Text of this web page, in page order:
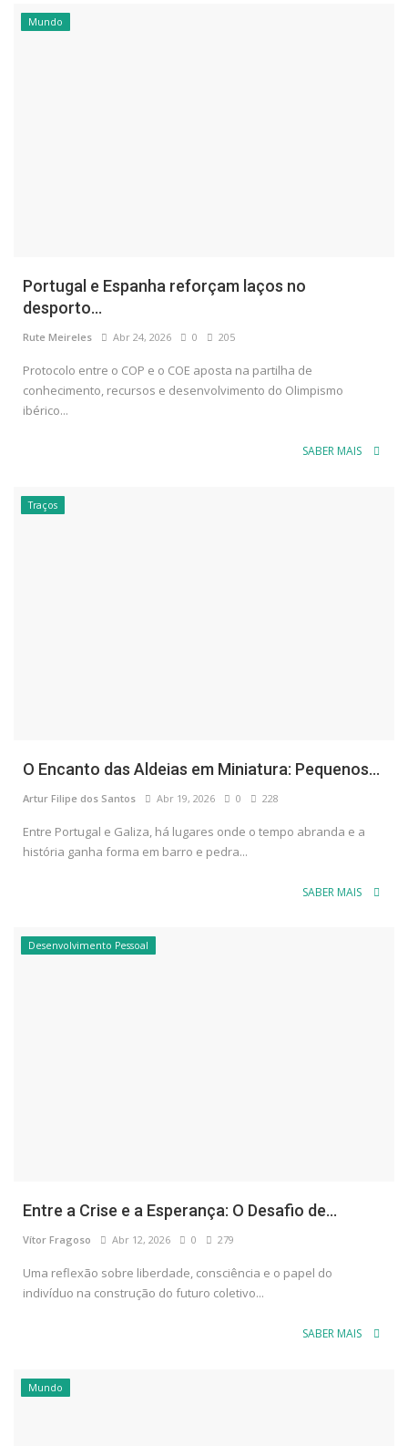
Mundo
Portugal e Espanha reforçam laços no
desporto...
Rute Meireles Abr 24, 2026 0 205
Protocolo entre o COP e o COE aposta na partilha de
conhecimento, recursos e desenvolvimento do Olimpismo
ibérico...
SABER MAIS
Traços
O Encanto das Aldeias em Miniatura: Pequenos...
Artur Filipe dos Santos Abr 19, 2026 0 228
Entre Portugal e Galiza, há lugares onde o tempo abranda e a
história ganha forma em barro e pedra...
SABER MAIS
Desenvolvimento Pessoal
Entre a Crise e a Esperança: O Desafio de...
Vítor Fragoso Abr 12, 2026 0 279
Uma reflexão sobre liberdade, consciência e o papel do
indivíduo na construção do futuro coletivo...
SABER MAIS
Mundo